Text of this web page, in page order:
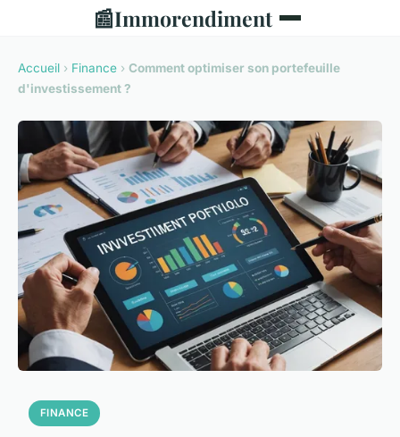
📰Immorendiment
Accueil › Finance › Comment optimiser son portefeuille
d'investissement ?
FINANCE